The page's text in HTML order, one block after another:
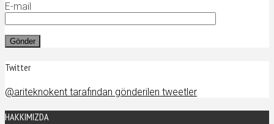
E-mail
Twitter
@ariteknokent tarafından gönderilen tweetler
HAKKIMIZDA